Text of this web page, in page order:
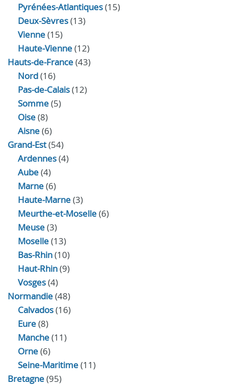
Pyrénées-Atlantiques(15)
Deux-Sèvres(13)
Vienne(15)
Haute-Vienne(12)
Hauts-de-France(43)
Nord(16)
Pas-de-Calais(12)
Somme(5)
Oise(8)
Aisne(6)
Grand-Est(54)
Ardennes(4)
Aube(4)
Marne(6)
Haute-Marne(3)
Meurthe-et-Moselle(6)
Meuse(3)
Moselle(13)
Bas-Rhin(10)
Haut-Rhin(9)
Vosges(4)
Normandie(48)
Calvados(16)
Eure(8)
Manche(11)
Orne(6)
Seine-Maritime(11)
Bretagne(95)